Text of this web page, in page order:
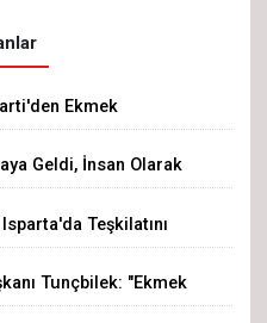
Ekmek
Geldi, İnsan Olarak
Teşkilatını
Tunçbilek: "Ekmek